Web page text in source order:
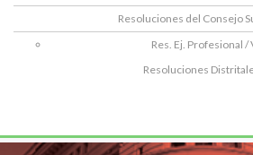
Resoluciones del Consejo
Res. Ej. Profesional /
Resoluciones